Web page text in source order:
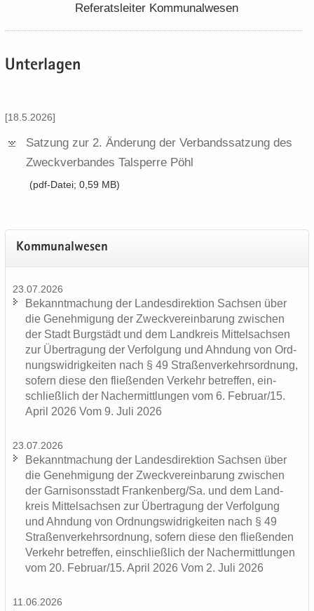
Re­fe­rats­lei­ter Kom­mu­nal­we­sen
Un­ter­la­gen
[18.5.2026]
Sat­zung zur 2.​ Än­de­rung der Ver­bands­sat­zung des
Zweck­ver­ban­des Tal­sper­re Pöhl
(pdf-​Datei; 0,59 MB)
Kom­mu­nal­we­sen
23.07.2026
Be­kannt­ma­chung der Lan­des­di­rek­ti­on Sach­sen über
die Ge­neh­mi­gung der Zweck­ver­ein­ba­rung zwi­schen
der Stadt Burg­städt und dem Land­kreis Mit­tel­sach­sen
zur Über­tra­gung der Ver­fol­gung und Ahn­dung von Ord­
nungs­wid­rig­kei­ten nach § 49 Stra­ßen­ver­kehrs­ord­nung,
so­fern diese den flie­ßen­den Ver­kehr be­tref­fen, ein­
schließ­lich der Nacher­mitt­lun­gen vom 6. Fe­bru­ar/15.
April 2026 Vom 9. Juli 2026
23.07.2026
Be­kannt­ma­chung der Lan­des­di­rek­ti­on Sach­sen über
die Ge­neh­mi­gung der Zweck­ver­ein­ba­rung zwi­schen
der Gar­ni­sons­stadt Fran­ken­berg/Sa. und dem Land­
kreis Mit­tel­sach­sen zur Über­tra­gung der Ver­fol­gung
und Ahn­dung von Ord­nungs­wid­rig­kei­ten nach § 49
Stra­ßen­ver­kehrs­ord­nung, so­fern diese den flie­ßen­den
Ver­kehr be­tref­fen, ein­schließ­lich der Nacher­mitt­lun­gen
vom 20. Fe­bru­ar/15. April 2026 Vom 2. Juli 2026
11.06.2026